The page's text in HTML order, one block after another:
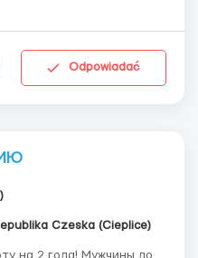
Odpowiadać
Czeska (Cieplice)
Мужчины до